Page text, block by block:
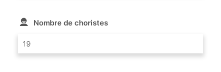
Nombre de choristes
19